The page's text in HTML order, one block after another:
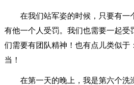
在我们站军姿的时候，只要有一
有他一个人受罚。我们也需要一起受
们需要有团队精神！也有点儿类似于
当！
在第一天的晚上，我是第六个洗